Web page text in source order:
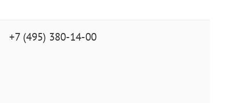
+7 (495) 380-14-00